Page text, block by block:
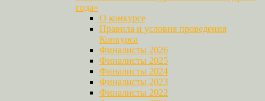
года»
О конкурсе
Правила и условия проведения
Конкурса
Финалисты 2026
Финалисты 2025
Финалисты 2024
Финалисты 2023
Финалисты 2022